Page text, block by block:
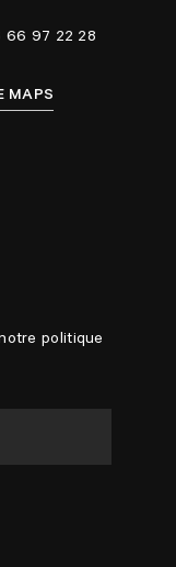
66 97 22 28
MAPS
politique